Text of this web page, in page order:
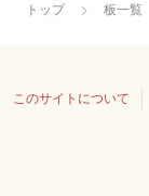
トップ 板一覧
このサイトについて